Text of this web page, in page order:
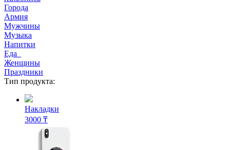
Города
Армия
Мужчины
Музыка
Напитки
Еда
Женщины
Праздники
Тип продукта:
Накладки
3000 ₸